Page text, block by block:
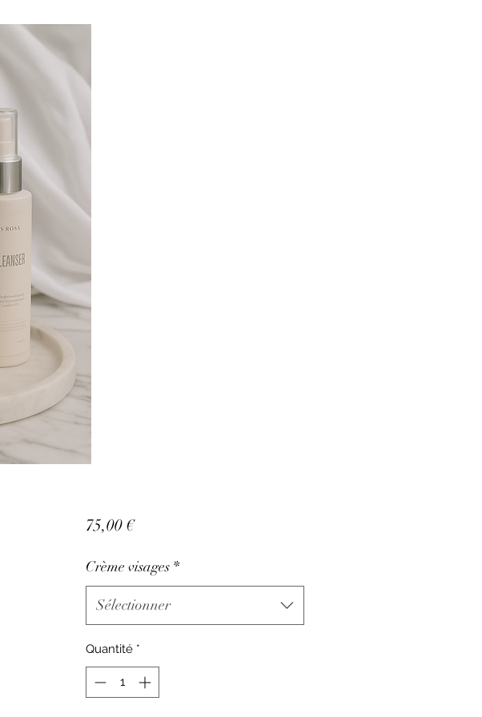
75,00 €Prix
Crème visages *
Sélectionner
Quantité *